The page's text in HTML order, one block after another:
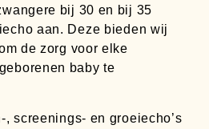
bij 30 en bij 35
aan. Deze bieden wij
de zorg voor elke
baby te
, screenings- en groeiecho’s